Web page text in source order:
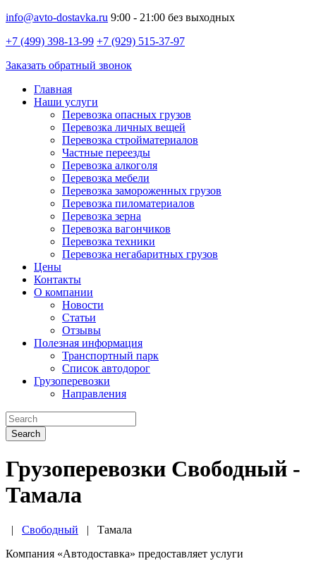
info@avto-dostavka.ru 9:00 - 21:00 без выходных
+7 (499) 398-13-99 +7 (929) 515-37-97
Заказать обратный звонок
Главная
Наши услуги
Перевозка опасных грузов
Перевозка личных вещей
Перевозка стройматериалов
Частные переезды
Перевозка алкоголя
Перевозка мебели
Перевозка замороженных грузов
Перевозка пиломатериалов
Перевозка зерна
Перевозка вагончиков
Перевозка техники
Перевозка негабаритных грузов
Цены
Контакты
О компании
Новости
Статьи
Отзывы
Полезная информация
Транспортный парк
Список автодорог
Грузоперевозки
Направления
Search
Грузоперевозки Свободный -
Тамала
| Свободный | Тамала
Компания «Автодоставка» предоставляет услуги